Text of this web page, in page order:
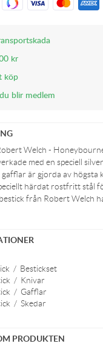
kr
köp
blir medlem
Welch -
med en speciell
gafflar är gjorda av
härdat rostfritt stål
från Robert Welch
/ Bestickset
/ Knivar
/ Gafflar
/Skedar
PRODUKTEN